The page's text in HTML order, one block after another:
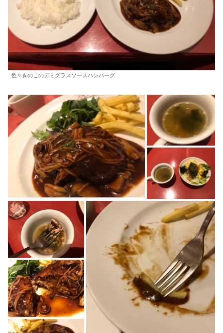
色々きのこのデミグラスソースハンバーグ